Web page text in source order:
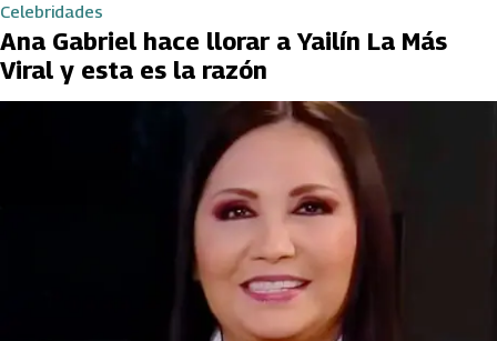
Celebridades
Ana Gabriel hace llorar a Yailín La Más
Viral y esta es la razón